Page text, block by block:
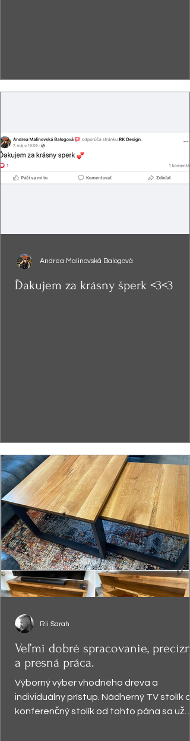
Ďakujem za krásny šperk <3<3
Andrea Malinovská Balogová
Veľmi dobré spracovanie, precízna
a presná práca.
Výborný výber vhodného dreva a
individuálny prístup. Nádherný TV stolík a
konferenčný stolík od tohto pána sa už
Rii Sarah